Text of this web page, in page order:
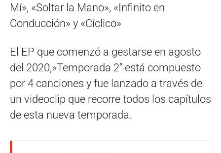
Mí», «Soltar la Mano», «Infinito en
Conducción» y «Cíclico»
El EP que comenzó a gestarse en agosto
del 2020,»Temporada 2″ está compuesto
por 4 canciones y fue lanzado a través de
un videoclip que recorre todos los capítulos
de esta nueva temporada.